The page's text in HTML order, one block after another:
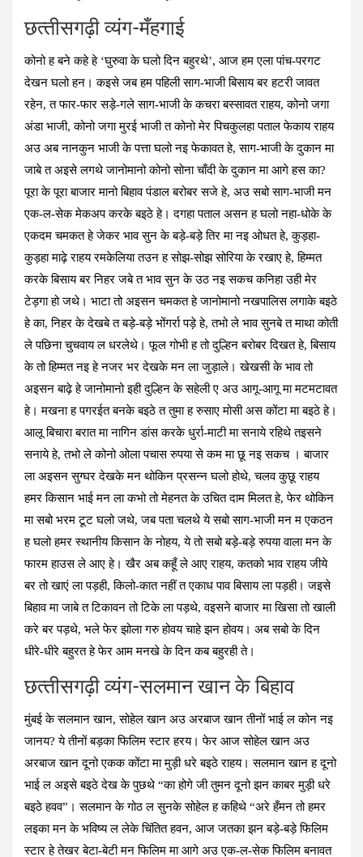
छत्‍तीसगढ़ी व्‍यंग-मँहगाई
कोनो ह बने कहे हे ‘घुरुवा के घलो दिन बहुरथे’, आज हम एला पांच-परगट
देखन घलो हन। कइसे जब हम पहिली साग-भाजी बिसाय बर हटरी जावत
रहेन, त फार-फार सड़े-गले साग-भाजी के कचरा बस्सावत राहय, कोनो जगा
अंडा भाजी, कोनो जगा मुरई भाजी त कोनो मेर पिचकुलहा पताल फेकाय राहय
अउ अब नानकुन भाजी के पत्ता घलो नइ फेकावत हे, साग-भाजी के दुकान मा
जाबे त अइसे लगथे जानोमानो कोनो सोना चाँदी के दुकान मा आगे हस का?
पूरा के पूरा बाजार मानो बिहाव पंडाल बरोबर सजे हे, अउ सबो साग-भाजी मन
एक-ल-सेक मेकअप करके बइठे हे। दगहा पताल असन ह घलो नहा-धोके के
एकदम चमकत हे जेकर भाव सुन के बड़े-बड़े तिर मा नइ ओधत हे, कुड़हा-
कुड़हा माढ़े राहय रमकेलिया तउन ह सोझ-सोझ सोरिया के रखाए हे, हिम्मत
करके बिसाय बर निहर जबे त भाव सुन के उठ नइ सकच कनिहा उही मेर
टेड़गा हो जथे। भाटा तो अइसन चमकत हे जानोमानो नखपालिस लगाके बइठे
हे का, निहर के देखबे त बड़े-बड़े भोंगर्रा पड़े हे, तभो ले भाव सुनबे त माथा कोती
ले पछिना चुचवाय ल धरलेथे। फूल गोभी ह तो दुल्हिन बरोबर दिखत हे, बिसाय
के तो हिम्मत नइ हे नजर भर देखके मन ला जुड़ाले। खेखसी के भाव तो
अइसन बाढ़े हे जानोमानो इही दुल्हिन के सहेली ए अउ आगू-आगू मा मटमटावत
हे। मखना ह पगरईत बनके बइठे त तुमा ह रुसाए मोसी अस कोंटा मा बइठे हे।
आलू बिचारा बरात मा नागिन डांस करके धुर्रा-माटी मा सनाये रहिथे तइसने
सनाये हे, तभो ले कोनो ओला पचास रुपया से कम मा छू नइ सकच । बाजार
ला अइसन सुग्घर देखके मन थोकिन प्रसन्न घलो होथे, चलव कुछू राहय
हमर किसान भाई मन ला कभो तो मेहनत के उचित दाम मिलत हे, फेर थोकिन
मा सबो भरम टूट घलो जथे, जब पता चलथे ये सबो साग-भाजी मन म एकठन
ह घलो हमर स्थानीय किसान के नोहय, ये तो सबो बड़े-बड़े रुपया वाला मन के
फारम हाउस ले आए हे। खैर अब कहूँ ले आए राहय, कतको भाव राहय जीये
बर तो खाएं ला पड़ही, किलो-कात नहीं त एकाध पाव बिसाय ला पड़ही। जइसे
बिहाव मा जाबे त टिकावन तो टिके ला पड़थे, वइसने बाजार मा खिसा तो खाली
करे बर पड़थे, भले फेर झोला गरु होवय चाहे झन होवय। अब सबो के दिन
धीरे-धीरे बहुरत हे फेर आम मनखे के दिन कब बहुरही ते।
छत्‍तीसगढ़ी व्‍यंग-सलमान खान के बिहाव
मुंबई के सलमान खान, सोहेल खान अउ अरबाज खान तीनों भाई ल कोन नइ
जानय? ये तीनों बड़का फिलिम स्टार हरय। फेर आज सोहेल खान अउ
अरबाज खान दूनो एकक कोंटा मा मुड़ी धरे बइठे राहय। सलमान खान ह दूनो
भाई ल अइसे बइठे देख के पुछथे “का होगे जी तुमन दूनो झन काबर मुड़ी धरे
बइठे हवव”। सलमान के गोठ ल सुनके सोहेल ह कहिथे “अरे हँमन तो हमर
लइका मन के भविष्य ल लेके चिंतित हवन, आज जतका झन बड़े-बड़े फिलिम
स्टार हे तेखर बेटा-बेटी मन फिलिम मा आगे अउ एक-ल-सेक फिलिम बनावत